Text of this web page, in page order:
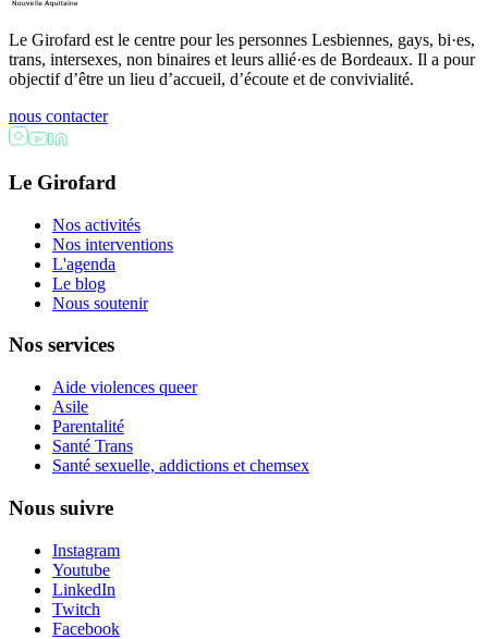
Le Girofard est le centre pour les personnes Lesbiennes, gays, bi·es,
trans, intersexes, non binaires et leurs allié·es de Bordeaux. Il a pour
objectif d’être un lieu d’accueil, d’écoute et de convivialité.
nous contacter
Le Girofard
Nos activités
Nos interventions
L'agenda
Le blog
Nous soutenir
Nos services
Aide violences queer
Asile
Parentalité
Santé Trans
Santé sexuelle, addictions et chemsex
Nous suivre
Instagram
Youtube
LinkedIn
Twitch
Facebook